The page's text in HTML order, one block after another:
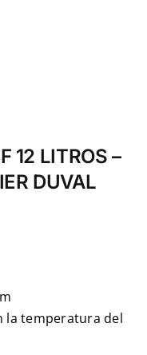
12 LITROS –
DUVAL
la temperatura del